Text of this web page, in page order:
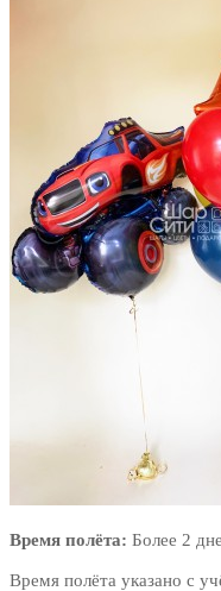
Время полёта: Более 2
Время полёта указано с